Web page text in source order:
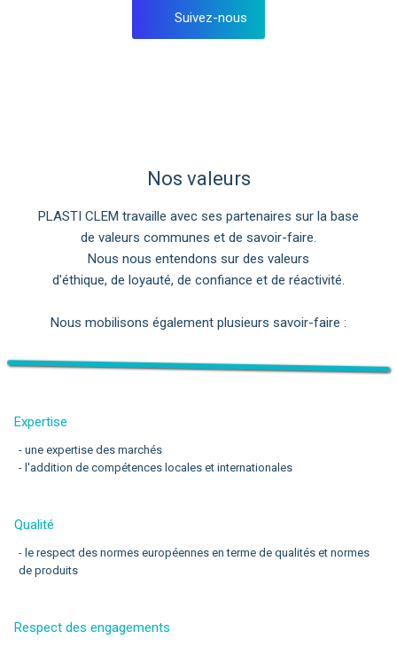
Suivez-nous
Nos valeurs
PLASTI CLEM travaille avec ses partenaires sur la base
de valeurs communes et de savoir-faire.
Nous nous entendons sur des valeurs
d'éthique, de loyauté, de confiance et de réactivité.
Nous mobilisons également plusieurs savoir-faire :
Expertise
- une expertise des marchés
- l'addition de compétences locales et internationales
Qualité
- le respect des normes européennes en terme de qualités et normes
de produits
Respect des engagements